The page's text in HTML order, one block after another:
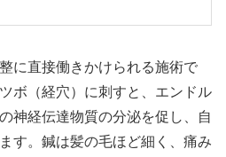
に直接働きかけられる施術で
ボ（経穴）に刺すと、エンドル
神経伝達物質の分泌を促し、自
す。鍼は髪の毛ほど細く、痛み